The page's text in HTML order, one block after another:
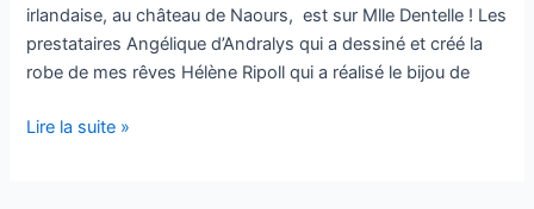
irlandaise, au château de Naours, est sur Mlle Dentelle ! Les
prestataires Angélique d’Andralys qui a dessiné et créé la
robe de mes rêves Hélène Ripoll qui a réalisé le bijou de
Lire la suite »